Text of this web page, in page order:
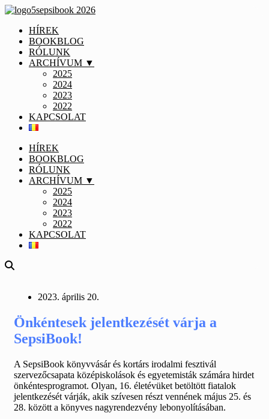
HÍREK
BOOKBLOG
RÓLUNK
ARCHÍVUM ▼
2025
2024
2023
2022
KAPCSOLAT
HÍREK
BOOKBLOG
RÓLUNK
ARCHÍVUM ▼
2025
2024
2023
2022
KAPCSOLAT
2023. április 20.
Önkéntesek jelentkezését várja a
SepsiBook!
A SepsiBook könyvvásár és kortárs irodalmi fesztivál
szervezőcsapata középiskolások és egyetemisták számára hirdet
önkéntesprogramot. Olyan, 16. életévüket betöltött fiatalok
jelentkezését várják, akik szívesen részt vennének május 25. és
28. között a könyves nagyrendezvény lebonyolításában.